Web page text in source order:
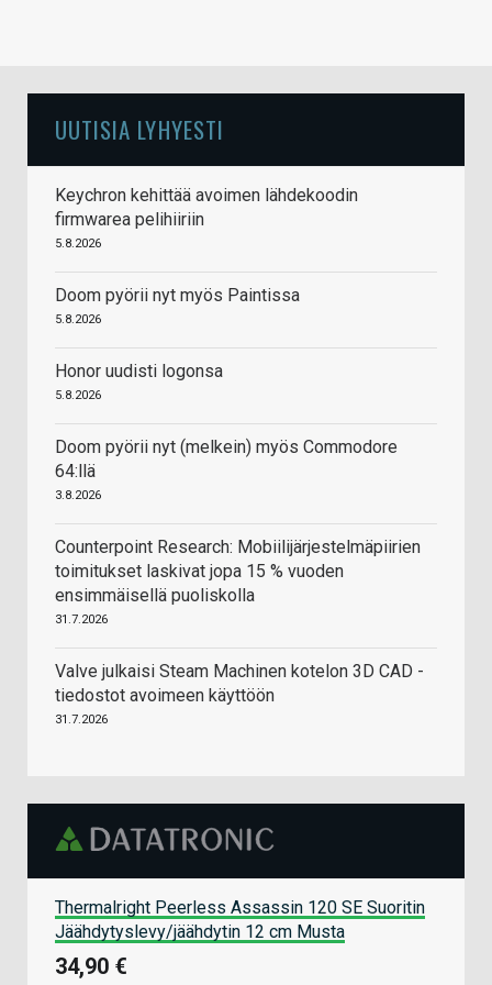
UUTISIA LYHYESTI
Keychron kehittää avoimen lähdekoodin
firmwarea pelihiiriin
5.8.2026
Doom pyörii nyt myös Paintissa
5.8.2026
Honor uudisti logonsa
5.8.2026
Doom pyörii nyt (melkein) myös Commodore
64:llä
3.8.2026
Counterpoint Research: Mobiilijärjestelmäpiirien
toimitukset laskivat jopa 15 % vuoden
ensimmäisellä puoliskolla
31.7.2026
Valve julkaisi Steam Machinen kotelon 3D CAD -
tiedostot avoimeen käyttöön
31.7.2026
Thermalright Peerless Assassin 120 SE Suoritin
Jäähdytyslevy/jäähdytin 12 cm Musta
34,90 €